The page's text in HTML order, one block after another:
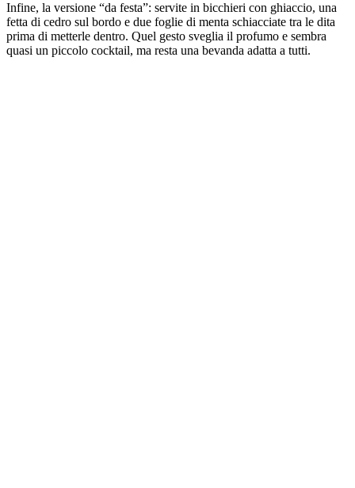
Infine, la versione “da festa”: servite in bicchieri con ghiaccio, una
fetta di cedro sul bordo e due foglie di menta schiacciate tra le dita
prima di metterle dentro. Quel gesto sveglia il profumo e sembra
quasi un piccolo cocktail, ma resta una bevanda adatta a tutti.